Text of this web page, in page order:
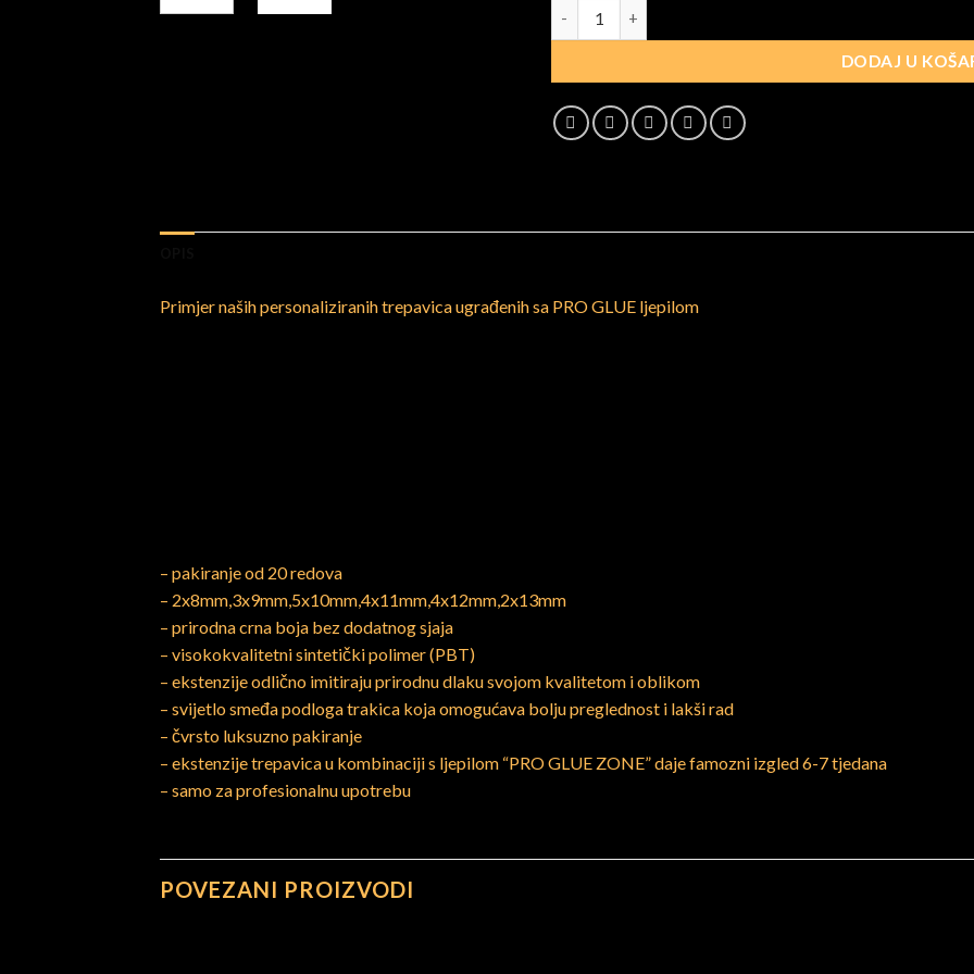
DODAJ U
Primjer naših personaliziranih trepavica ugrađenih sa PRO GLUE ljepilom
– pakiranje od 20 redova
– 2x8mm,3x9mm,5x10mm,4x11mm,4x12mm,2x13mm
– prirodna crna boja bez dodatnog sjaja
– visokokvalitetni sintetički polimer (PBT)
– ekstenzije odlično imitiraju prirodnu dlaku svojom kvalitetom i oblikom
– svijetlo smeđa podloga trakica koja omogućava bolju preglednost i lakši rad
– čvrsto luksuzno pakiranje
– ekstenzije trepavica u kombinaciji s ljepilom “PRO GLUE ZONE” daje famozni izgled 6-7 tjedana
– samo za profesionalnu upotrebu
POVEZANI PROIZVODI